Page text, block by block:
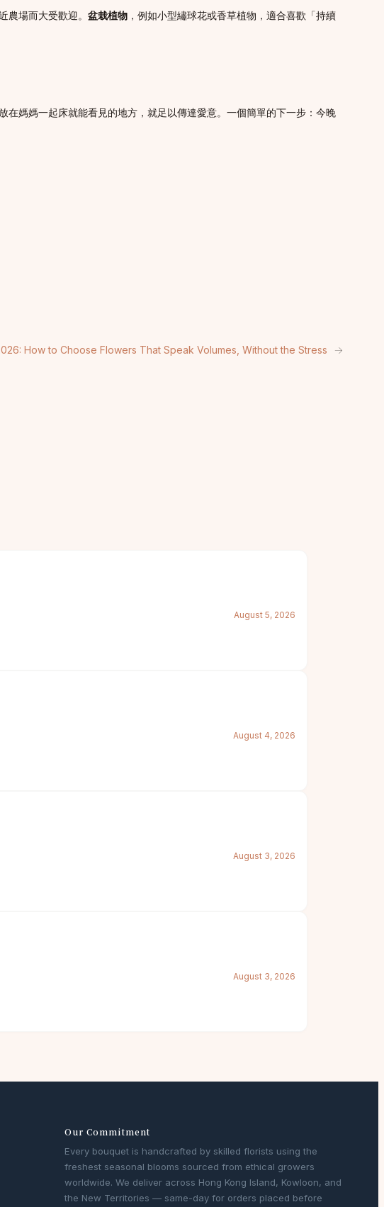
農場而大受歡迎。 盆栽植物 ，例如小型繡球花或香草植物，適合喜歡「持續
媽媽一起床就能看見的地方，就足以傳達愛意。一個簡單的下一步：今晚
How to Choose Flowers That Speak Volumes, Without the Stress →
August 5, 2026
August 4, 2026
August 3, 2026
August 3, 2026
Our Commitment
Every bouquet is handcrafted by skilled florists using the
freshest seasonal blooms sourced from ethical growers
worldwide. We deliver across Hong Kong Island, Kowloon, and
the New Territories — same-day for orders placed before